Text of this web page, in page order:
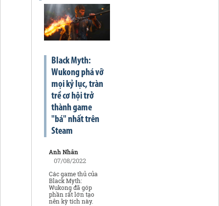
Black Myth:
Wukong phá vỡ
mọi kỷ lục, tràn
trề cơ hội trở
thành game
"bá" nhất trên
Steam
Anh Nhân
07/08/2022
Các game thủ của
Black Myth:
Wukong đã góp
phần rất lớn tạo
nên kỳ tích này.